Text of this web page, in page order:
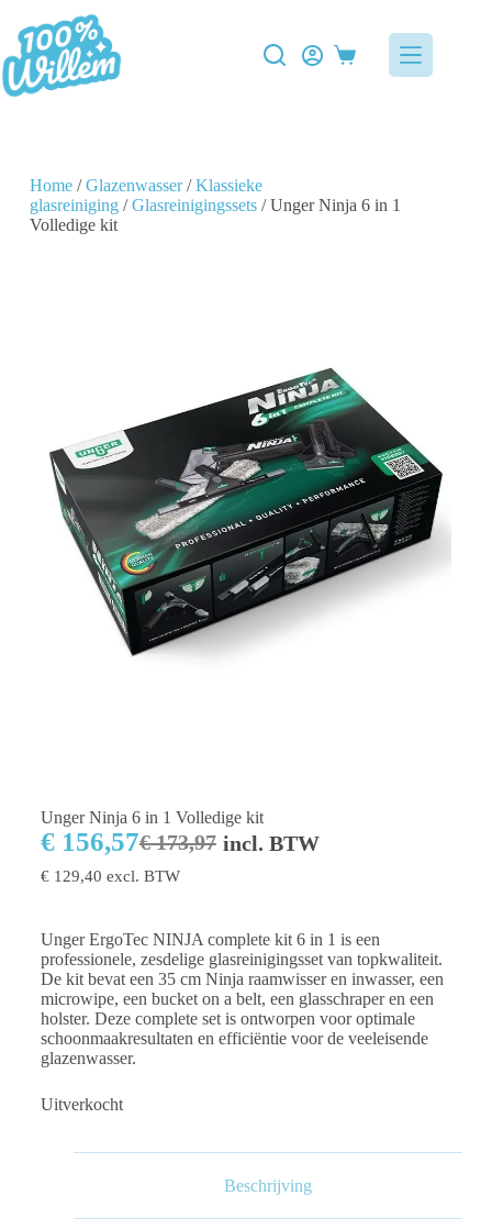
Home/Glazenwasser/Klassieke
glasreiniging/Glasreinigingssets/ Unger Ninja 6 in 1
Volledige kit
Unger Ninja 6 in 1 Volledige kit
€173,97
€156,57 incl. BTW
€129,40 excl. BTW
Unger ErgoTec NINJA complete kit 6 in 1 is een
professionele, zesdelige glasreinigingsset van topkwaliteit.
De kit bevat een 35 cm Ninja raamwisser en inwasser, een
microwipe, een bucket on a belt, een glasschraper en een
holster. Deze complete set is ontworpen voor optimale
schoonmaakresultaten en efficiëntie voor de veeleisende
glazenwasser.
Uitverkocht
Beschrijving